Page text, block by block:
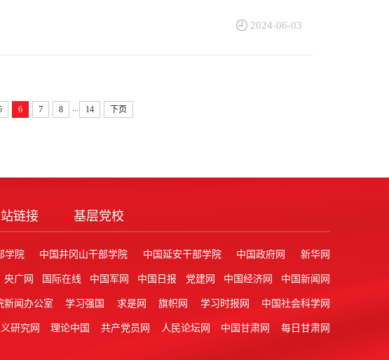
2024-06-03
6 7 8 ... 14 下页
链接 基层党校
学院 中国井冈山干部学院 中国延安干部学院 中国政府网 新华网
央广网 国际在线 中国军网 中国日报 党建网 中国经济网 中国新闻网
新闻办公室 学习强国 求是网 旗帜网 学习时报网 中国社会科学网
研究网 理论中国 共产党员网 人民论坛网 中国甘肃网 每日甘肃网